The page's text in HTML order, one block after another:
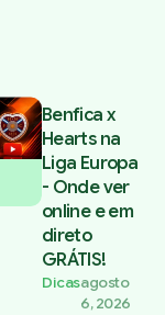
Benfica x
Hearts na
Liga Europa
- Onde ver
online e em
direto
GRÁTIS!
Dicasagosto
6, 2026